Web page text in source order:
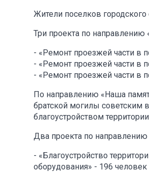
Жители поселков
Три проекта по направлению
- «Ремонт проезжей части в
- «Ремонт проезжей части в
- «Ремонт проезжей части в
По направлению «Наша
братской могилы советским
благоустройством
Два проекта по
- «Благоустройство
оборудования» - 196